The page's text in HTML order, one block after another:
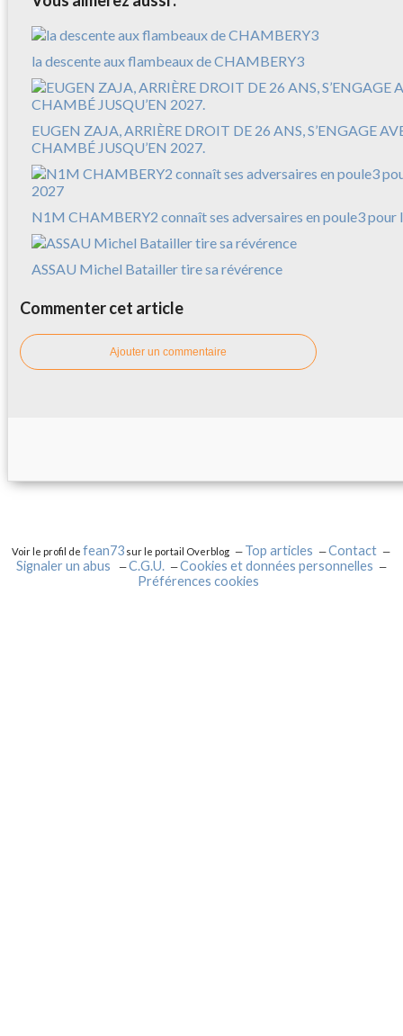
la descente aux flambeaux de CHAMBERY3
EUGEN ZAJA, ARRIÈRE DROIT DE 26 ANS, S’ENGAGE
CHAMBÉ JUSQU’EN 2027.
N1M CHAMBERY2 connaît ses adversaires en poule3 pour
ASSAU Michel Batailler tire sa révérence
Commenter cet article
Ajouter un commentaire
Voir le profil defean73 sur le portail Overblog Top articles
Contact
Signaler un abus
C.G.U.
Cookies et données personnelles
Préférences cookies